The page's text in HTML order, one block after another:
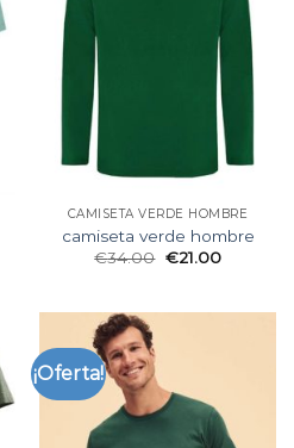
CAMISETA VERDE HOMBRE
camiseta verde hombre
€34.00 €21.00
¡Oferta!